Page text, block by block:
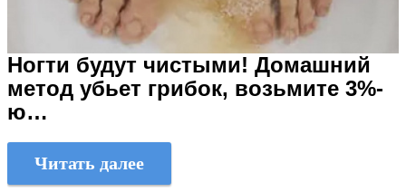
Ногти будут чистыми! Домашний
метод убьет грибок, возьмите 3%-
ю…
Читать далее